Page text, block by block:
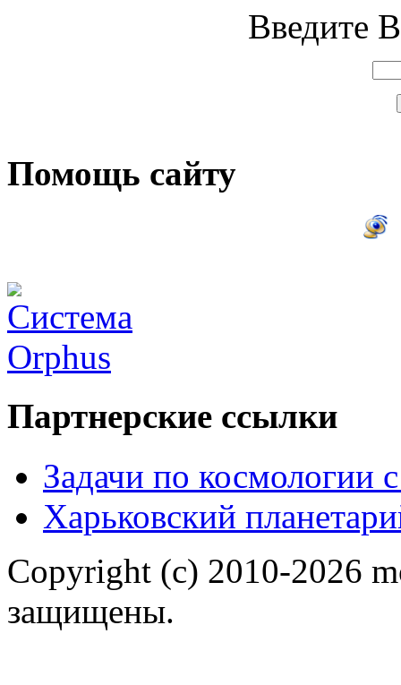
Введите
Помощь сайту
Партнерские ссылки
Задачи по космологии
Харьковский
Copyright (c) 2010-2026
защищены.